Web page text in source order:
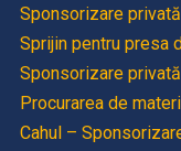
Sponsorizare
Sprijin pentru presa
Sponsorizare
Procurarea de
Cahul –